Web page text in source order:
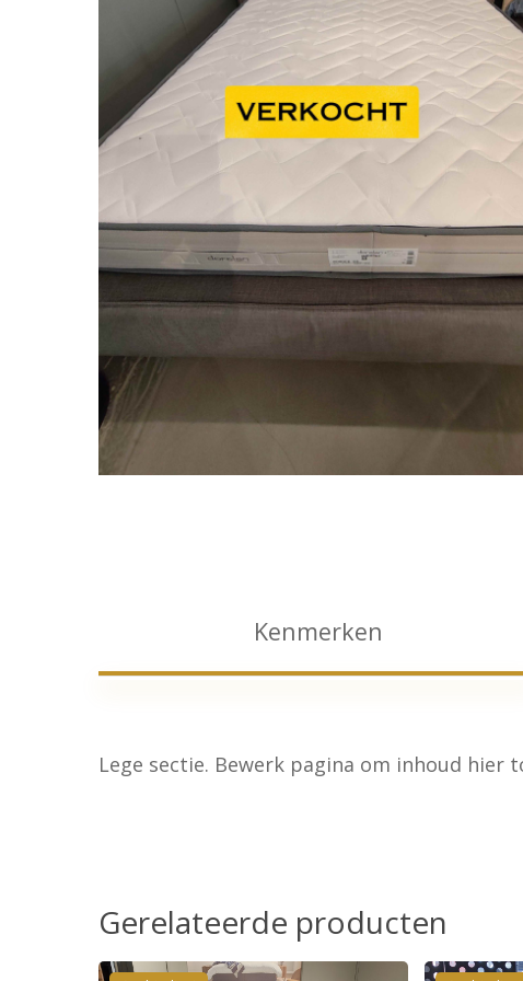
Hit enter to search or ESC to close
Kenmerken
Lege sectie. Bewerk pagina om inhoud hier
Gerelateerde producten